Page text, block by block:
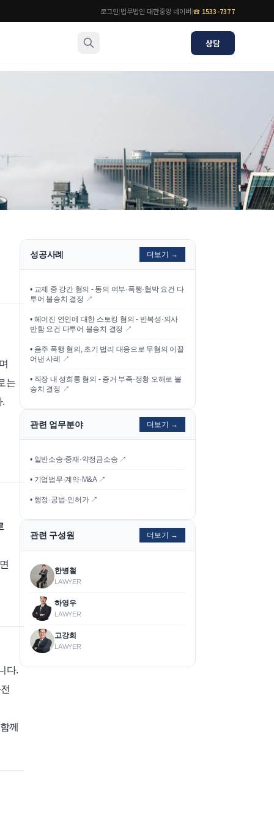
로그인|법무법인 대한중앙 네이버|☎ 1533-7377
상담
법률 블로그
법률서식
뉴스레터/브로슈어
는
.
다.
께
성공사례 더보기 →
• 교제 중 강간 혐의 - 동의 여부·폭행·협박 요건 다
투어 불송치 결정 ↗
• 헤어진 연인에 대한 스토킹 혐의 - 반복성·의사
반함 요건 다투어 불송치 결정 ↗
• 음주 폭행 혐의, 초기 법리 대응으로 무혐의 이끌
어낸 사례
↗
• 직장 내 성희롱 혐의 - 증거 부족·정황 오해로 불
송치 결정 ↗
관련 업무분야 더보기 →
• 일반소송·중재·약정금소송 ↗
• 기업법무·계약·M&A ↗
• 행정·공법·인허가 ↗
관련 구성원 더보기 →
한병철
LAWYER
하영우
LAWYER
고강희
LAWYER